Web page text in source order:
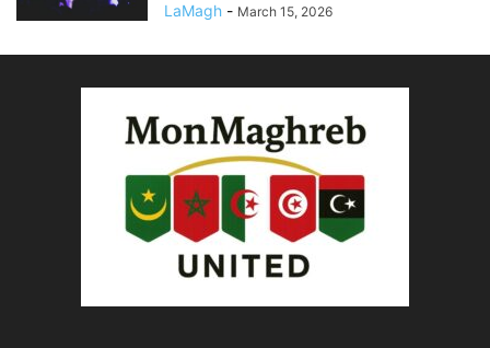
LaMagh - March 15, 2026